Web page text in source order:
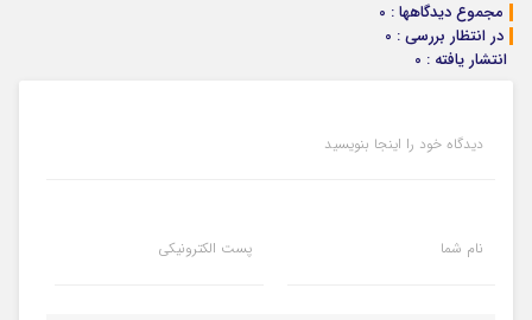
مجموع دیدگاهها : 0
در انتظار بررسی : 0
انتشار یافته : 0
دیدگاه خود را اینجا بنویسید
نام شما پست الکترونیکی